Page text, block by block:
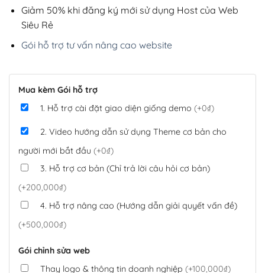
Giảm 50% khi đăng ký mới sử dụng Host của Web
Siêu Rẻ
Gói hỗ trợ tư vấn nâng cao website
Mua kèm Gói hỗ trợ
1. Hỗ trợ cài đặt giao diện giống demo (+0₫)
2. Video hướng dẫn sử dụng Theme cơ bản cho
người mới bắt đầu (+0₫)
3. Hỗ trợ cơ bản (Chỉ trả lời câu hỏi cơ bản)
(+200,000₫)
4. Hỗ trợ nâng cao (Hướng dẫn giải quyết vấn đề)
(+500,000₫)
Gói chỉnh sửa web
Thay logo & thông tin doanh nghiệp (+100,000₫)